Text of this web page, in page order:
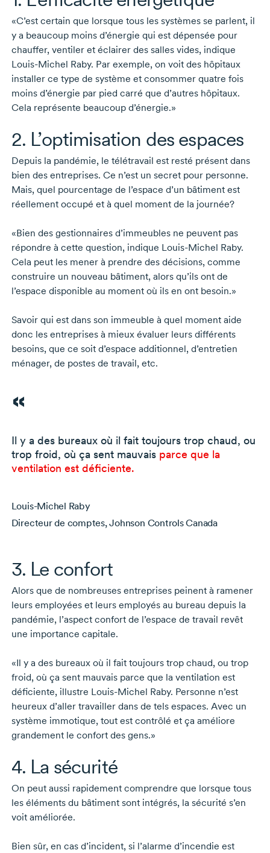
«C’est certain que lorsque tous les systèmes se parlent, il
y a beaucoup moins d’énergie qui est dépensée pour
chauffer, ventiler et éclairer des salles vides, indique
Louis-Michel Raby. Par exemple, on voit des hôpitaux
installer ce type de système et consommer quatre fois
moins d’énergie par pied carré que d’autres hôpitaux.
Cela représente beaucoup d’énergie.»
2. L’optimisation des espaces
Depuis la pandémie, le télétravail est resté présent dans
bien des entreprises. Ce n’est un secret pour personne.
Mais, quel pourcentage de l’espace d’un bâtiment est
réellement occupé et à quel moment de la journée?
«Bien des gestionnaires d’immeubles ne peuvent pas
répondre à cette question, indique Louis-Michel Raby.
Cela peut les mener à prendre des décisions, comme
construire un nouveau bâtiment, alors qu’ils ont de
l’espace disponible au moment où ils en ont besoin.»
Savoir qui est dans son immeuble à quel moment aide
donc les entreprises à mieux évaluer leurs différents
besoins, que ce soit d’espace additionnel, d’entretien
ménager, de postes de travail, etc.
Il y a des bureaux où il fait toujours trop chaud, ou
trop froid, où ça sent mauvais parce que la
ventilation est déficiente.
Louis-Michel Raby
Directeur de comptes, Johnson Controls Canada
3. Le confort
Alors que de nombreuses entreprises peinent à ramener
leurs employées et leurs employés au bureau depuis la
pandémie, l’aspect confort de l’espace de travail revêt
une importance capitale.
«Il y a des bureaux où il fait toujours trop chaud, ou trop
froid, où ça sent mauvais parce que la ventilation est
déficiente, illustre Louis-Michel Raby. Personne n’est
heureux d’aller travailler dans de tels espaces. Avec un
système immotique, tout est contrôlé et ça améliore
grandement le confort des gens.»
4. La sécurité
On peut aussi rapidement comprendre que lorsque tous
les éléments du bâtiment sont intégrés, la sécurité s’en
voit améliorée.
Bien sûr, en cas d’incident, si l’alarme d’incendie est